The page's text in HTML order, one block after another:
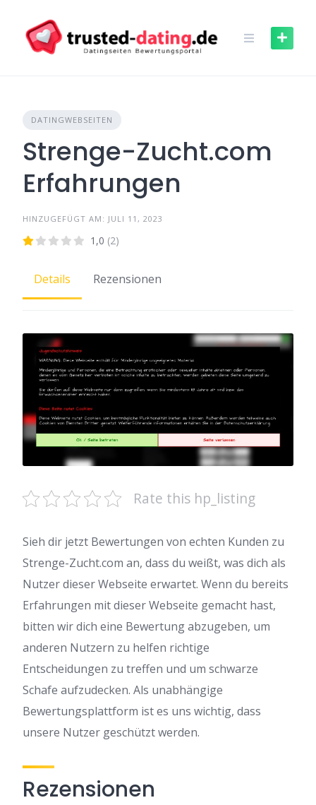
content
DATINGWEBSEITEN
Strenge-Zucht.com
Erfahrungen
HINZUGEFÜGT AM: JULI 11, 2023
1,0 (2)
Details Rezensionen
Rate this hp_listing
Sieh dir jetzt Bewertungen von echten Kunden zu
Strenge-Zucht.com an, dass du weißt, was dich als
Nutzer dieser Webseite erwartet. Wenn du bereits
Erfahrungen mit dieser Webseite gemacht hast,
bitten wir dich eine Bewertung abzugeben, um
anderen Nutzern zu helfen richtige
Entscheidungen zu treffen und um schwarze
Schafe aufzudecken. Als unabhängige
Bewertungsplattform ist es uns wichtig, dass
unsere Nutzer geschützt werden.
Rezensionen